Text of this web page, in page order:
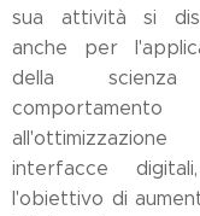
sua attività si
anche per
della
comportamento
interfacce
l'obiettivo di